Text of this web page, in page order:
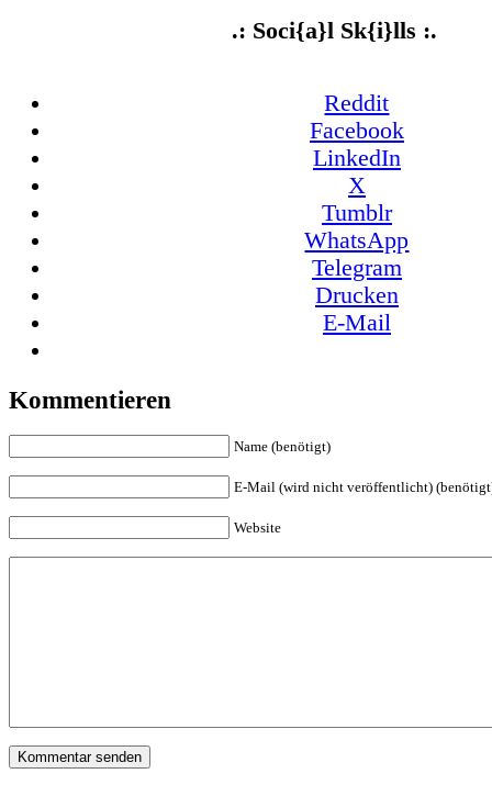
.: Soci{a}l Sk{i}lls :.
Reddit
Facebook
LinkedIn
X
Tumblr
WhatsApp
Telegram
Drucken
E-Mail
Kommentieren
Name (benötigt)
E-Mail (wird nicht veröffentlicht)
Website